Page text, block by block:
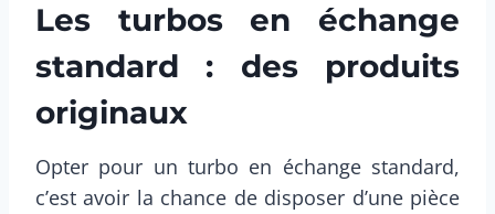
Les turbos en échange
standard : des produits
originaux
Opter pour un turbo en échange standard,
c’est avoir la chance de disposer d’une pièce